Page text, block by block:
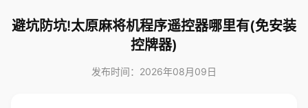
避坑防坑!太原麻将机程序遥控器哪里有(免安装
控牌器)
发布时间：2026年08月09日